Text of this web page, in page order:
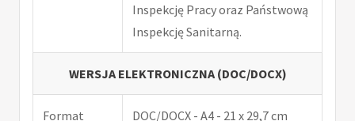
Inspekcję Pracy oraz Państwową
Inspekcję Sanitarną.
WERSJA ELEKTRONICZNA (DOC/DOCX)
Format
DOC/DOCX - A4 - 21 x 29,7 cm